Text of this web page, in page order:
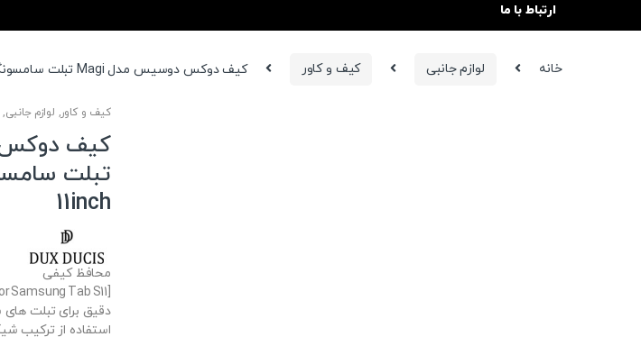
ارتباط با ما
خانه لوازم جانبی کیف و کاور کیف دوکس دوسیس مدل Magi تبلت سامسونگ Galaxy Tab S11 11inch
کیف و کاور, لوازم جانبی,
11inch
محافظ کیفی